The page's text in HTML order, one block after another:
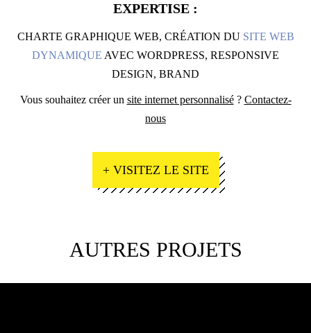
EXPERTISE :
CHARTE GRAPHIQUE WEB, CRÉATION DU SITE WEB
DYNAMIQUE AVEC WORDPRESS, RESPONSIVE
DESIGN, BRAND
Vous souhaitez créer un site internet personnalisé? Contactez-
nous
+ VISITEZ LE SITE
AUTRES PROJETS